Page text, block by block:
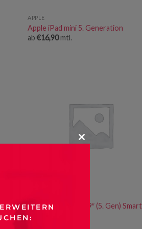
APPLE
Apple iPad mini 5. Generation
ab€16,90mtl.
Apple iPad Pro 12.9″ (5. Gen) Smart
Keyboard Folio
CLOSE